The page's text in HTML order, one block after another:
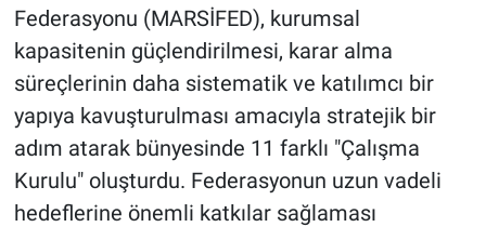
Federasyonu (MARSİFED), kurumsal
kapasitenin güçlendirilmesi, karar alma
süreçlerinin daha sistematik ve katılımcı bir
yapıya kavuşturulması amacıyla stratejik bir
adım atarak bünyesinde 11 farklı "Çalışma
Kurulu" oluşturdu. Federasyonun uzun vadeli
hedeflerine önemli katkılar sağlaması